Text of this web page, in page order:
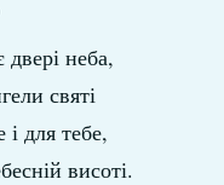
неба,
святі
для тебе,
висоті.